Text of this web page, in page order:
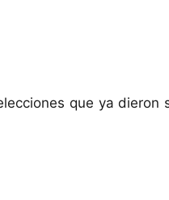
que ya dieron